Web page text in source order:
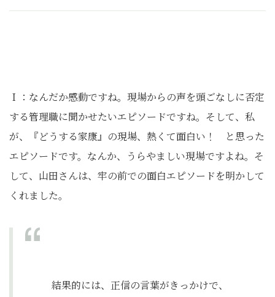
Ｉ：なんだか感動ですね。現場からの声を頭ごなしに否定
する管理職に聞かせたいエピソードですね。そして、私
が、『どうする家康』の現場、熱くて面白い！ と思った
エピソードです。なんか、うらやましい現場ですよね。そ
して、山田さんは、牢の前での面白エピソードを明かして
くれました。
結果的には、正信の言葉がきっかけで、